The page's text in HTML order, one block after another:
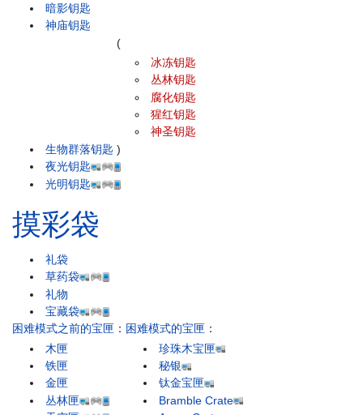
暗影钥匙
神庙钥匙
生物群落钥匙
(
冰冻钥匙
丛林钥匙
腐化钥匙
猩红钥匙
神圣钥匙
)
夜光钥匙
光明钥匙
摸彩袋
礼袋
草药袋
礼物
宝藏袋
困难模式之前的宝匣 ：
木匣
铁匣
金匣
丛林匣
困难模式的宝匣 ：
珍珠木宝匣
秘银
钛金宝匣
Bramble Crate